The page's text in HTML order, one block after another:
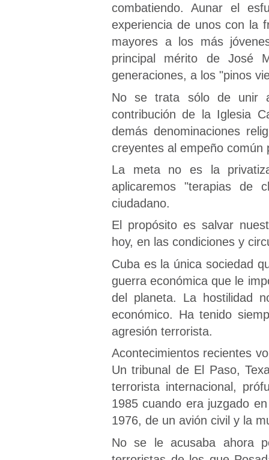
combatiendo. Aunar el
experiencia de unos con la
mayores a los más
principal mérito de José
generaciones, a los "pinos
No se trata sólo de unir
contribución de la Iglesia
demás denominaciones
creyentes al empeño
La meta no es la
aplicaremos "terapias de
ciudadano.
El propósito es salvar
hoy, en las condiciones y
Cuba es la única sociedad
guerra económica que le
del planeta. La hostilidad
económico. Ha tenido
agresión terrorista.
Acontecimientos recientes
Un tribunal de El Paso,
terrorista internacional,
1985 cuando era juzgado
1976, de un avión civil y la
No se le acusaba ahora